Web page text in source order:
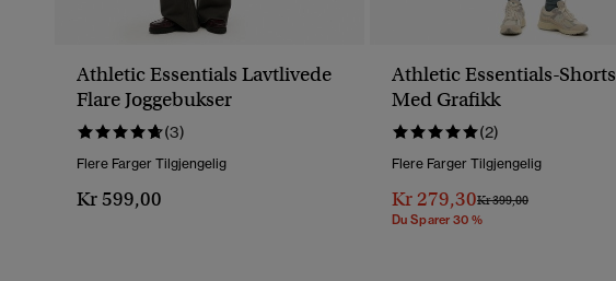
Athletic Essentials Lavtlivede
Flare Joggebukser
(3)
Flere Farger Tilgjengelig
Kr 599,00
Athletic Essentials-Shorts
Med Grafikk
(2)
Flere Farger Tilgjengelig
Kr 279,30Pris Nedsatt Fra
Kr 399,00Til
Du Sparer 30 %